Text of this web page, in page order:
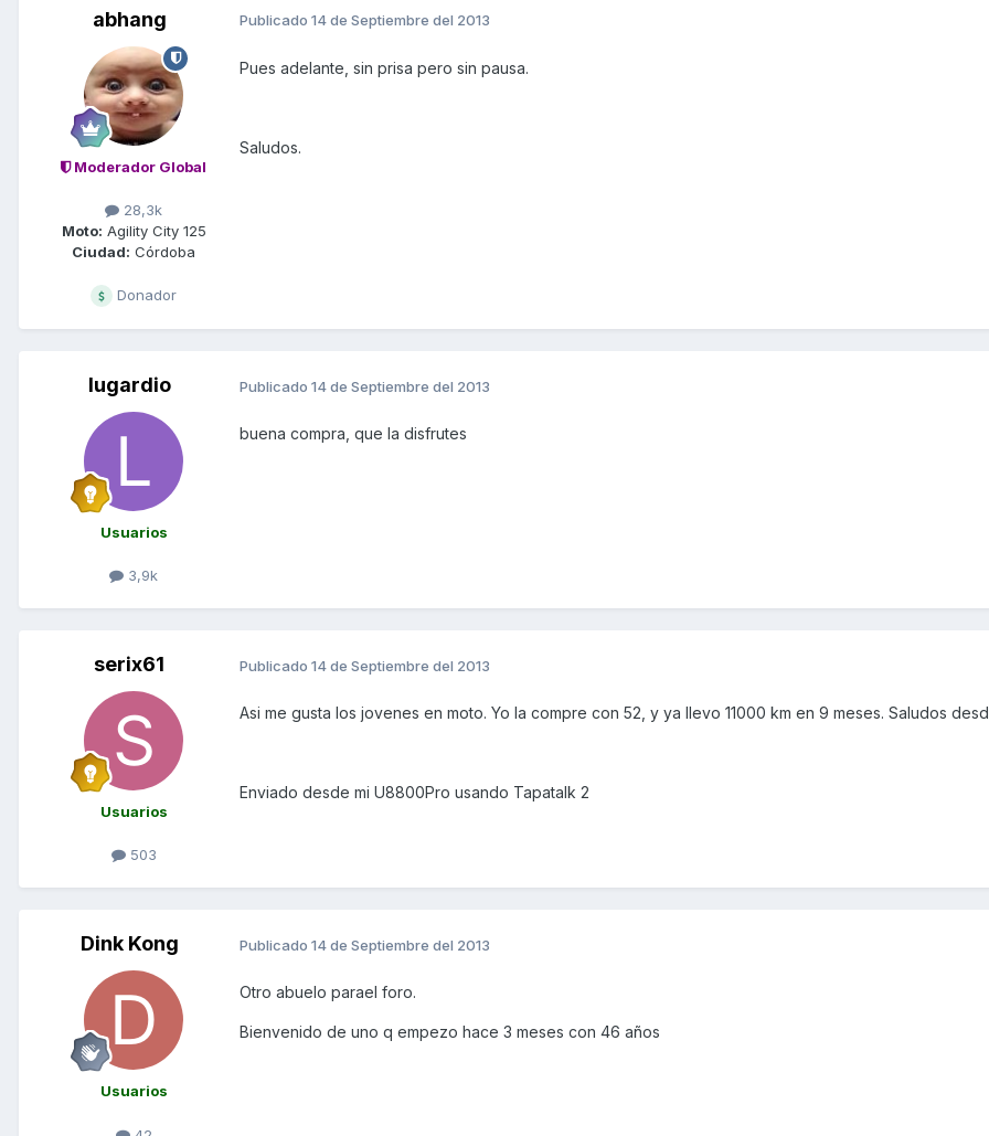
abhang
Moderador Global
28,3k
Moto: Agility City 125
Ciudad: Córdoba
Donador
Publicado 14 de Septiembre del 2013
Pues adelante, sin prisa pero sin pausa.
Saludos.
lugardio
Usuarios
3,9k
Publicado 14 de Septiembre del 2013
buena compra, que la disfrutes
serix61
Usuarios
503
Publicado 14 de Septiembre del 2013
Asi me gusta los jovenes en moto. Yo la compre con 52, y ya llevo 11000 km en 9 meses. Saludos
Enviado desde mi U8800Pro usando Tapatalk 2
Dink Kong
Usuarios
Publicado 14 de Septiembre del 2013
Otro abuelo parael foro.
Bienvenido de uno q empezo hace 3 meses con 46 años